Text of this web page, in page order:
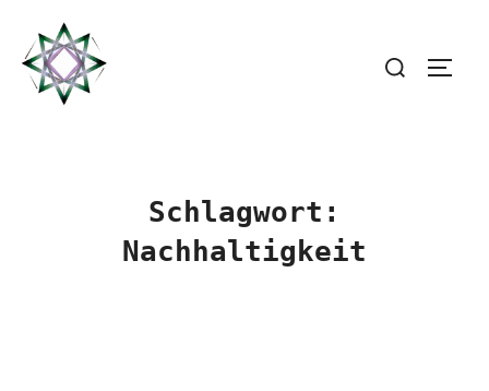
Inhalt
springen
Suchen
Schlagwort:
Nachhaltigkeit